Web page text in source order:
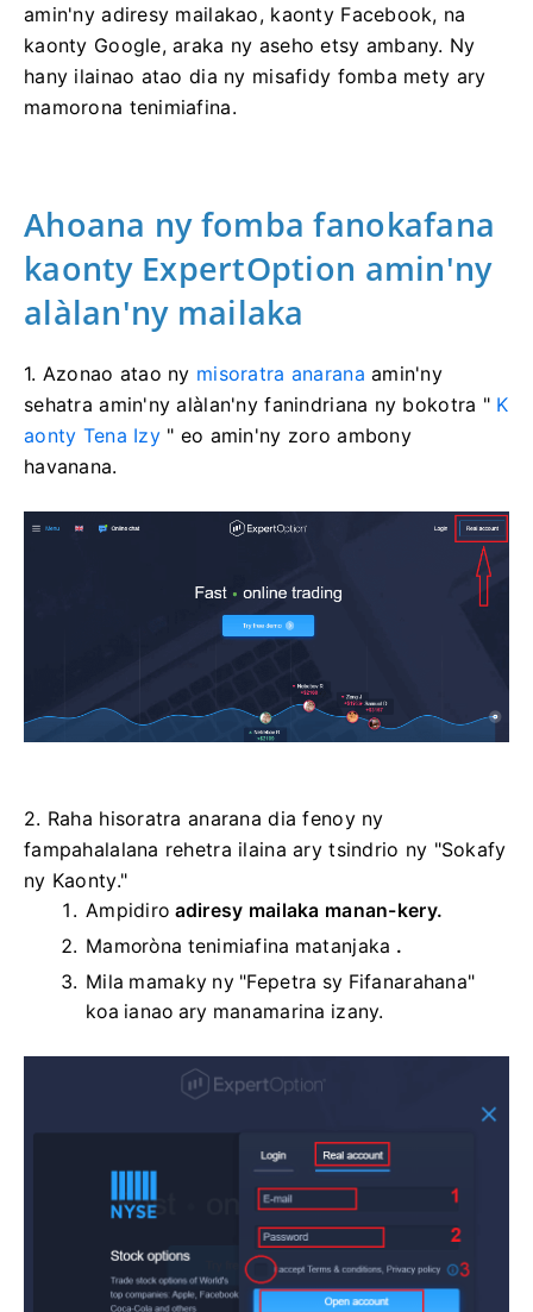
amin'ny adiresy mailakao, kaonty Facebook, na
kaonty Google, araka ny aseho etsy ambany. Ny
hany ilainao atao dia ny misafidy fomba mety ary
mamorona tenimiafina.
Ahoana ny fomba fanokafana
kaonty ExpertOption amin'ny
alàlan'ny mailaka
1. Azonao atao ny misoratra anarana amin'ny
sehatra amin'ny alàlan'ny fanindriana ny bokotra " K
aonty Tena Izy" eo amin'ny zoro ambony
havanana.
2. Raha hisoratra anarana dia fenoy ny
fampahalalana rehetra ilaina ary tsindrio ny "Sokafy
ny Kaonty."
Ampidiro adiresy mailaka manan-kery.
Mamoròna tenimiafina matanjaka .
Mila mamaky ny "Fepetra sy Fifanarahana"
koa ianao ary manamarina izany.